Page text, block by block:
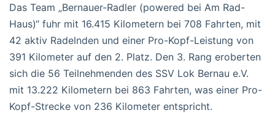
Das Team „Bernauer-Radler (powered bei Am Rad-
Haus)“ fuhr mit 16.415 Kilometern bei 708 Fahrten, mit
42 aktiv Radelnden und einer Pro-Kopf-Leistung von
391 Kilometer auf den 2. Platz. Den 3. Rang eroberten
sich die 56 Teilnehmenden des SSV Lok Bernau e.V.
mit 13.222 Kilometern bei 863 Fahrten, was einer Pro-
Kopf-Strecke von 236 Kilometer entspricht.